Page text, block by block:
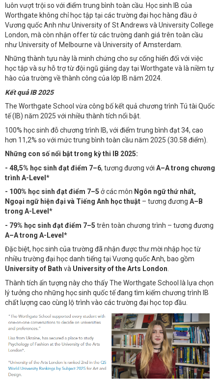
luôn vượt trội so với điểm trung bình toàn cầu. Học sinh IB của
Worthgate không chỉ học tập tại các trường đại học hàng đầu ở
Vương quốc Anh như University of St Andrews và University College
London, mà còn nhận offer từ các trường danh giá trên toàn cầu
như University of Melbourne và University of Amsterdam.
Những thành tựu này là minh chứng cho sự cống hiến đối với việc
học tập và sự hỗ trợ từ đội ngũ giảng dạy tại Worthgate và là niềm tự
hào của trường về thành công của lớp IB năm 2024.
Kết quả IB 2025
The Worthgate School vừa công bố kết quả chương trình Tú tài Quốc
tế (IB) năm 2025 với nhiều thành tích nổi bật.
100% học sinh đỗ chương trình IB, với điểm trung bình đạt 34, cao
hơn 11,2% so với mức trung bình toàn cầu năm 2025 (30.58 điểm).
Những con số nổi bật trong kỳ thi IB 2025:
- 48,5% học sinh đạt điểm 7–6, tương đương với A–A trong chương
trình A-Level*
- 100% học sinh đạt điểm 7–5 ở các môn Ngôn ngữ thứ nhất,
Ngoại ngữ hiện đại và Tiếng Anh học thuật – tương đương A–B
trong A-Level *
- 79% học sinh đạt điểm 7–5 trên toàn chương trình – tương đương
A–A trong A-Level*
Đặc biệt, học sinh của trường đã nhận được thư mời nhập học từ
nhiều trường đại học danh tiếng tại Vương quốc Anh, bao gồm
University of Bath và University of the Arts London
Thành tích ấn tượng này cho thấy The Worthgate School là lựa chọn
lý tưởng cho những học sinh quốc tế đang tìm kiếm chương trình IB
chất lượng cao cùng lộ trình vào các trường đại học top đầu.